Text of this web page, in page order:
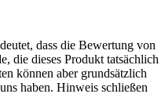
dass die Bewertung von
die dieses Produkt tatsächlich
können aber grundsätzlich
haben. Hinweis schließen